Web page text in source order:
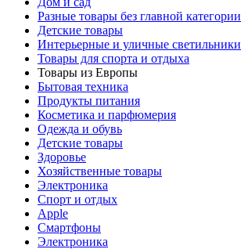
Разные товары без главной категории
Детские товары
Интерьерные и уличные светильники
Товары для спорта и отдыха
Товары из Европы
Бытовая техника
Продукты питания
Косметика и парфюмерия
Одежда и обувь
Детские товары
Здоровье
Хозяйственные товары
Электроника
Спорт и отдых
Apple
Смартфоны
Электроника